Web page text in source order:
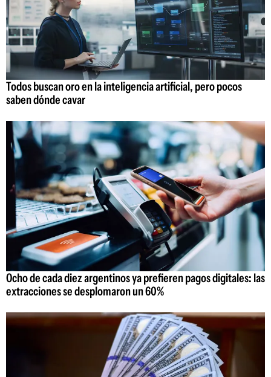
Todos buscan oro en la inteligencia artificial, pero pocos
saben dónde cavar
Ocho de cada diez argentinos ya prefieren pagos digitales: las
extracciones se desplomaron un 60%